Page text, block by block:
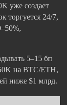
уже создает
торгуется 24/7,
5–15 бп
на BTC/ETH,
ниже $1 млрд.